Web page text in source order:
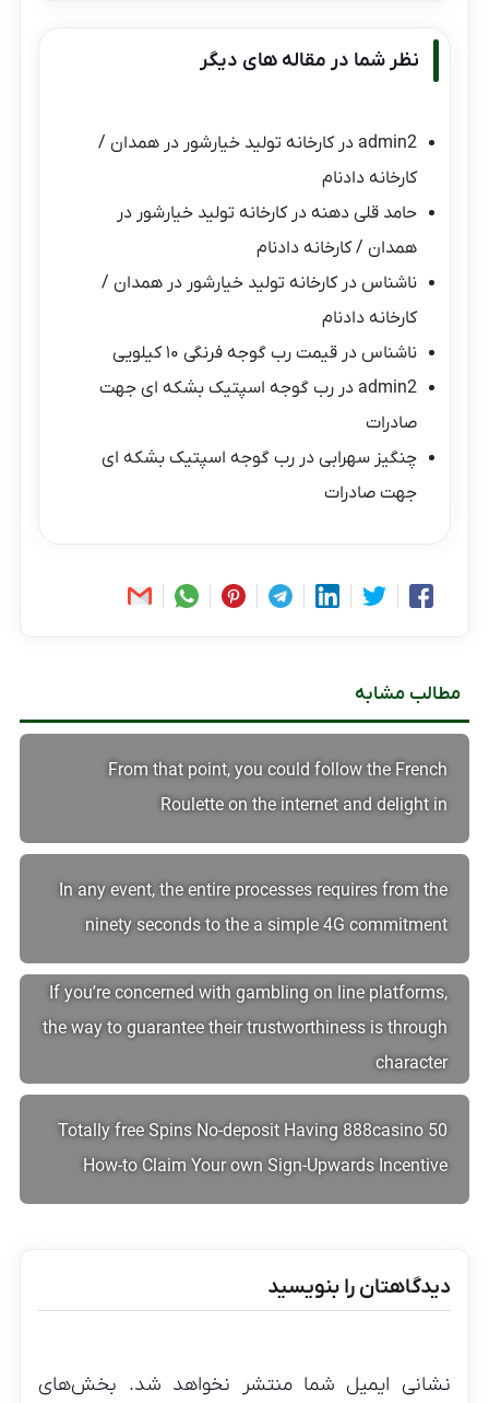
نظر شما در مقاله های دیگر
admin2 درکارخانه تولید خیارشور در همدان /
کارخانه دادنام
حامد قلی دهنه درکارخانه تولید خیارشور در
همدان / کارخانه دادنام
ناشناس درکارخانه تولید خیارشور در همدان /
کارخانه دادنام
ناشناس درقیمت رب گوجه فرنگی ۱۰ کیلویی
admin2 دررب گوجه اسپتیک بشکه ای جهت
صادرات
چنگیز سهرابی دررب گوجه اسپتیک بشکه ای
جهت صادرات
مطالب مشابه
From that point, you could follow the French
Roulette on the internet and delight in
In any event, the entire processes requires from the
ninety seconds to the a simple 4G commitment
If you’re concerned with gambling on line platforms,
the way to guarantee their trustworthiness is through
character
50 Totally free Spins No-deposit Having 888casino
How-to Claim Your own Sign-Upwards Incentive
دیدگاهتان را بنویسید
نشانی ایمیل شما منتشر نخواهد شد. بخش‌های